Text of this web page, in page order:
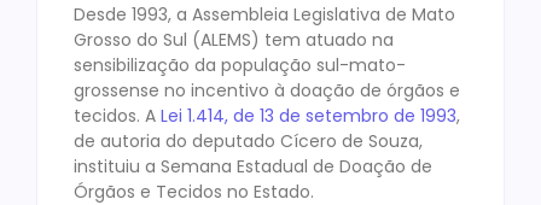
Desde 1993, a Assembleia Legislativa de Mato
Grosso do Sul (ALEMS) tem atuado na
sensibilização da população sul-mato-
grossense no incentivo à doação de órgãos e
tecidos. A Lei 1.414, de 13 de setembro de 1993,
de autoria do deputado Cícero de Souza,
instituiu a Semana Estadual de Doação de
Órgãos e Tecidos no Estado.